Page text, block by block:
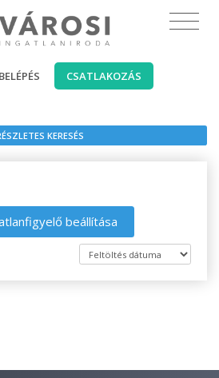
CSATLAKOZÁS
KERESÉS
beállítása